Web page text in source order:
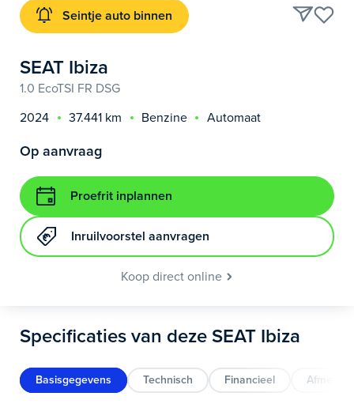
Seintje auto binnen
SEAT Ibiza
1.0 EcoTSI FR DSG
2024
37.441 km Benzine Automaat
Op aanvraag
Proefrit inplannen
Inruilvoorstel aanvragen
Koop direct online
Specificaties van deze SEAT Ibiza
Basisgegevens Technisch Financieel